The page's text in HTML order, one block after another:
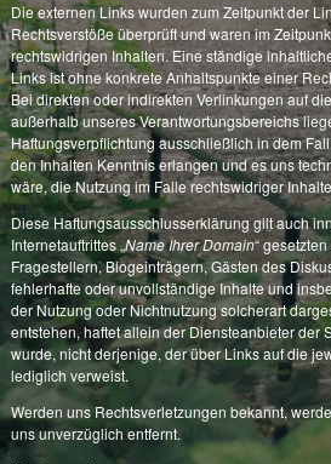
Die externen Links wurden zum Zeitpunkt der
Rechtsverstöße überprüft und waren im
rechtswidrigen Inhalten. Eine ständige
Links ist ohne konkrete Anhaltspunkte einer
Bei direkten oder indirekten Verlinkungen auf
außerhalb unseres Verantwortungsbereichs
Haftungsverpflichtung ausschließlich in dem
den Inhalten Kenntnis erlangen und es uns
wäre, die Nutzung im Falle rechtswidriger
Diese Haftungsausschlusserklärung gilt auch
Internetauftrittes „Name Ihrer Domain“
Fragestellern, Blogeinträgern, Gästen des
fehlerhafte oder unvollständige Inhalte und
der Nutzung oder Nichtnutzung solcherart
entstehen, haftet allein der Diensteanbieter der
wurde, nicht derjenige, der über Links auf die
lediglich verweist.
Werden uns Rechtsverletzungen bekannt,
uns unverzüglich entfernt.